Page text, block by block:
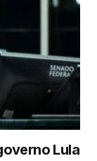
Lula